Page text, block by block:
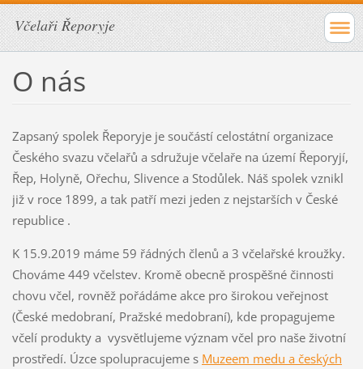
Včelaři Řeporyje
O nás
Zapsaný spolek Řeporyje je součástí celostátní organizace
Českého svazu včelařů a sdružuje včelaře na území Řeporyjí,
Řep, Holyně, Ořechu, Slivence a Stodůlek. Náš spolek vznikl
již v roce 1899, a tak patří mezi jeden z nejstarších v České
republice .
K 15.9.2019 máme 59 řádných členů a 3 včelařské kroužky.
Chováme 449 včelstev. Kromě obecně prospěšné činnosti
chovu včel, rovněž pořádáme akce pro širokou veřejnost
(České medobraní, Pražské medobraní), kde propagujeme
včelí produkty a vysvětlujeme význam včel pro naše životní
prostředí. Úzce spolupracujeme s Muzeem medu a českých